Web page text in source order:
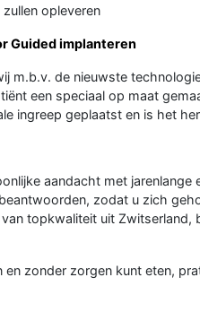
opleveren
Guided implanteren
m.b.v. de nieuwste
een speciaal op maat
ingreep geplaatst en is het
aandacht met jarenlange
zodat u zich
topkwaliteit uit Zwitserland,
zonder zorgen kunt eten,